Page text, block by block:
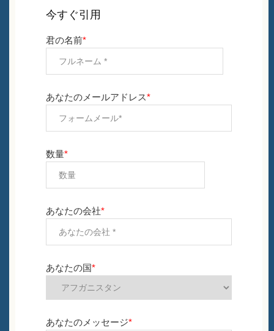
今すぐ引用
君の名前*
あなたのメールアドレス*
数量*
あなたの会社*
あなたの国*
あなたのメッセージ*